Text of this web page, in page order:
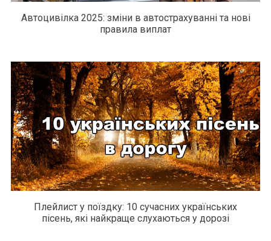
Автоцивілка 2025: зміни в автострахуванні та нові
правила виплат
Плейлист у поїздку: 10 сучасних українських
пісень, які найкраще слухаються у дорозі